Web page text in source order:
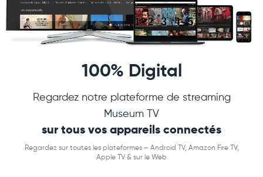
100% Digital
Regardez notre plateforme de streaming
Museum TV
sur tous vos appareils connectés
Regardez sur toutes les plateformes – Android TV, Amazon Fire TV,
Apple TV & sur le Web